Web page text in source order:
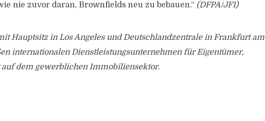
nie zuvor daran, Brownfields neu zu bebauen.“ (DFPA/JF1)
Hauptsitz in Los Angeles und Deutschlandzentrale in Frankfurt am
internationalen Dienstleistungsunternehmen für Eigentümer,
dem gewerblichen Immobiliensektor.